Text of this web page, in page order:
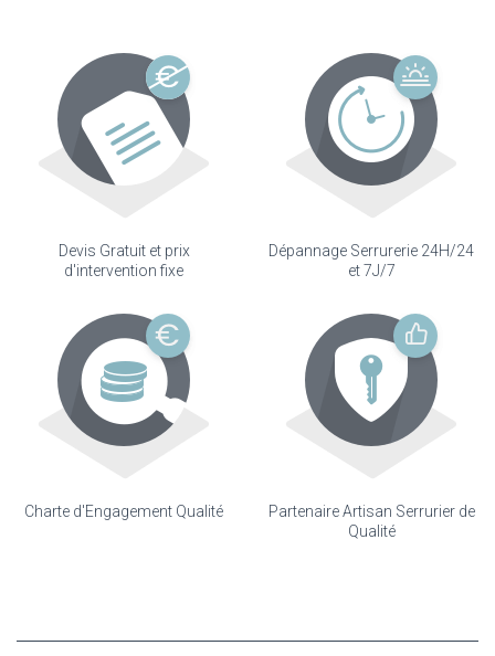
Devis Gratuit et prix
d'intervention fixe
Dépannage Serrurerie 24H/24
et 7J/7
Charte d'Engagement Qualité
Partenaire Artisan Serrurier de
Qualité